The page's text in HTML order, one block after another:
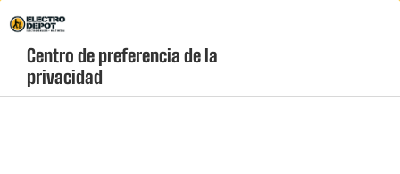
Menú
geolocation-header-icon-text
account
Centro de preferencia de la
privacidad